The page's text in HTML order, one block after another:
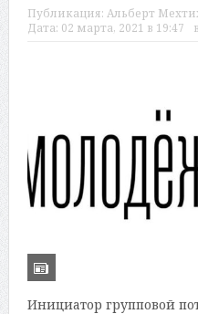
Публикация: Альберт
Дата: 02 марта, 2021 в 19:47
Инициатор групповой